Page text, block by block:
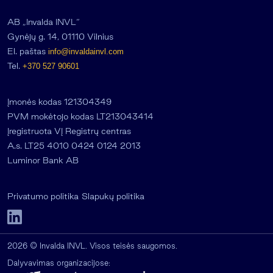
AB „Invalda INVL“
Gynėjų g. 14, 01110 Vilnius
El. paštas info@invaldainvl.com
Tel. +370 527 90601
Įmonės kodas 121304349
PVM mokėtojo kodas LT213043414
Įregistruota VĮ Registrų centras
A.s. LT25 4010 0424 0124 2013
Luminor Bank AB
Privatumo politika Slapukų politika
2026 © Invalda INVL. Visos teisės saugomos.
Dalyvavimas organizacijose: